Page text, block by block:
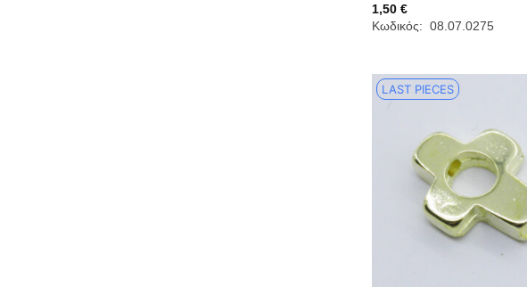
1,50 €
Κωδικός: 08.07.0275
LAST PIECES